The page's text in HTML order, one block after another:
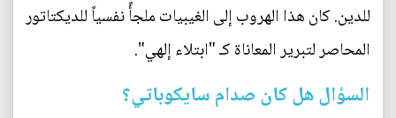
للدين. كان هذا الهروب إلى الغيبيات ملجأً نفسياً للديكتاتور
المحاصر لتبرير المعاناة كـ "ابتلاء إلهي".
السؤال هل كان صدام سايكوباتي؟